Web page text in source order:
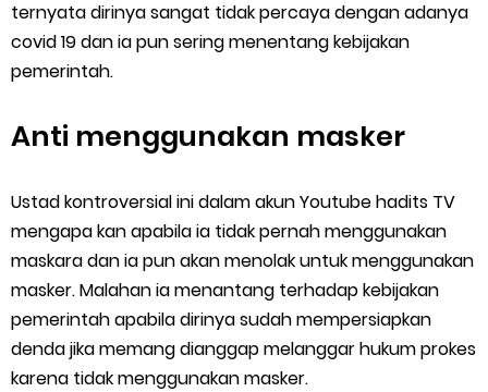
ternyata dirinya sangat tidak percaya dengan adanya
covid 19 dan ia pun sering menentang kebijakan
pemerintah.
Anti menggunakan masker
Ustad kontroversial ini dalam akun Youtube hadits TV
mengapa kan apabila ia tidak pernah menggunakan
maskara dan ia pun akan menolak untuk menggunakan
masker. Malahan ia menantang terhadap kebijakan
pemerintah apabila dirinya sudah mempersiapkan
denda jika memang dianggap melanggar hukum prokes
karena tidak menggunakan masker.